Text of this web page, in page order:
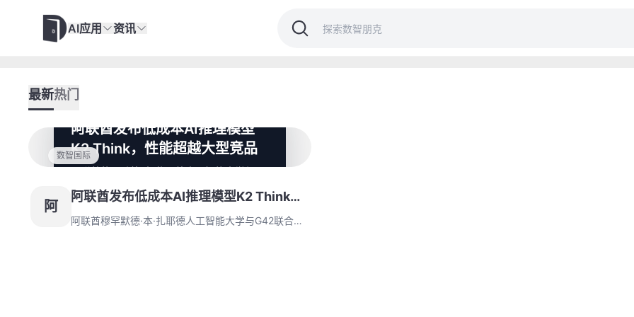
AI应用 资讯
最新热门
数智国际
阿联酋发布低成本AI推理模型
K2 Think，性能超越大型竞品
阿联酋穆罕默德·本·扎耶德人工智能大学与
Think，仅320亿参数声称超越参数规模大20
倍的行业竞品。该模型通过创新方法提升推理
效率，专注于数学与科学领域，旨在加速专业
阿
阿联酋发布低成本AI推理模型K2 Think，
性能超越大型竞品
阿联酋穆罕默德·本·扎耶德人工智能大学与G42联合推